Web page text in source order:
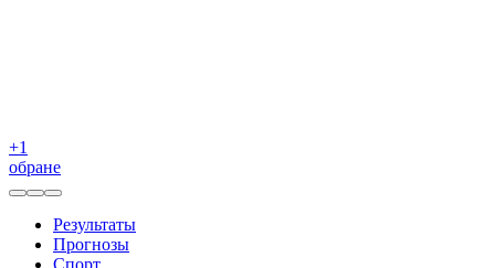
+1
обране
Результаты
Прогнозы
Спорт